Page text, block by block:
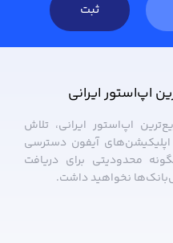
ثبت
اپ‌استور ایرانی
اپ‌استور ایرانی، تلاش
آیفون دسترسی
محدودیتی برای دریافت
نخواهید داشت.